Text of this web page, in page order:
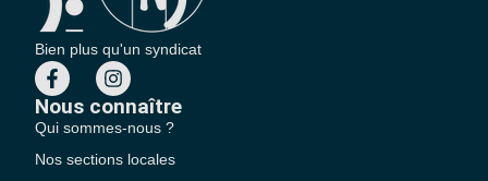
Bien plus qu'un syndicat
Nous connaître
Qui sommes-nous ?
Nos sections locales